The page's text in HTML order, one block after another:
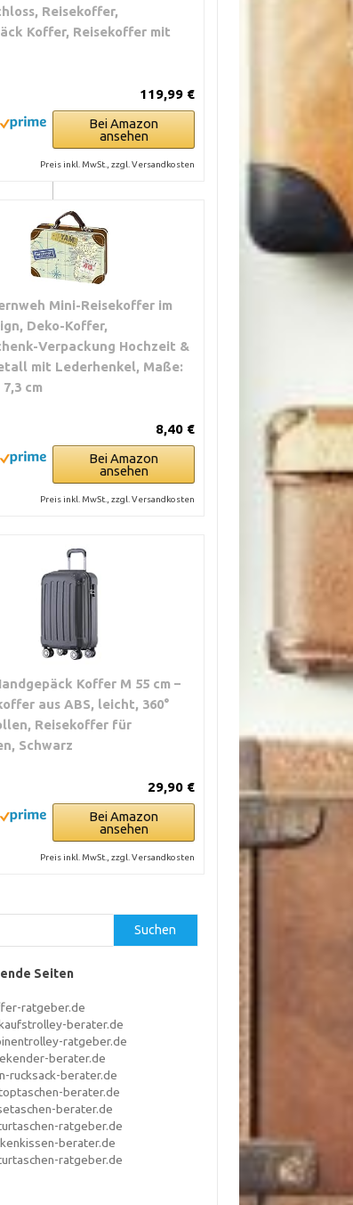
Reisekoffer,
Koffer, Reisekoffer mit
119,99 €
Bei Amazon
ansehen
Preis inkl. MwSt., zzgl. Versandkosten
Mini-Reisekoffer im
Deko-Koffer,
Verpackung Hochzeit &
mit Lederhenkel, Maße:
7,3 cm
8,40 €
Bei Amazon
ansehen
Preis inkl. MwSt., zzgl. Versandkosten
Koffer M 55 cm –
aus ABS, leicht, 360°
Reisekoffer für
Schwarz
29,90 €
Bei Amazon
ansehen
Preis inkl. MwSt., zzgl. Versandkosten
Suchen
Seiten
ratgeber.de
berater.de
ratgeber.de
berater.de
rucksack-berater.de
berater.de
berater.de
ratgeber.de
berater.de
ratgeber.de